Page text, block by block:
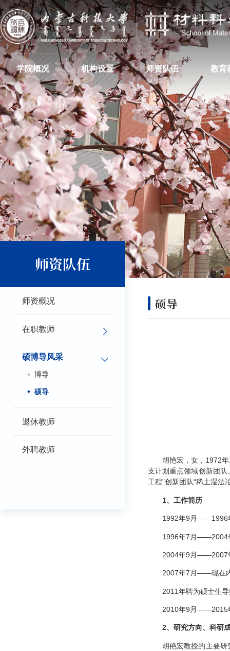
学院概况 机构设置 师资队伍 教育
师资队伍
师资概况
在职教师
硕博导风采
博导
硕导
退休教师
外聘教师
硕导
胡艳宏，女，1972
支计划重点领域创新团队
工程”创新团队“稀土湿法
1、工作简历
1992年9月——1996
1996年7月——2004
2004年9月——2007
2007年7月——现在
2011年聘为硕士生
2010年9月——2015
2、研究方向、科研
胡艳宏教授的主要